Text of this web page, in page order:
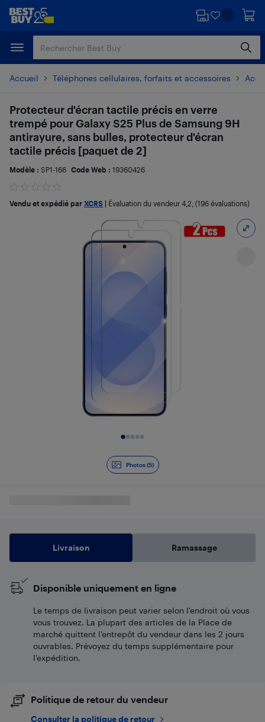
Passer
principal
Passer
Accueil Téléphones cellulaires, forfaits et accessoires
Photos (5)
Protecteur d'écran tactile précis en verre
trempé pour Galaxy S25 Plus de Samsung 9H
antirayure, sans bulles, protecteur d'écran
tactile précis [paquet de 2]
Modèle : SP1-166 Code Web : 19360426
Vendu et expédié par XCRS Évaluation du vendeur 4,2; (196 évaluations)
Livraison Ramassage
Disponible uniquement en ligne
Le temps de livraison peut varier selon l'endroit où vous
vous trouvez. La plupart des articles de la Place de
marché quittent l’entrepôt du vendeur dans les 2 jours
ouvrables. Prévoyez du temps supplémentaire pour
l’expédition.
Politique de retour du vendeur
Consulter la politique de retour